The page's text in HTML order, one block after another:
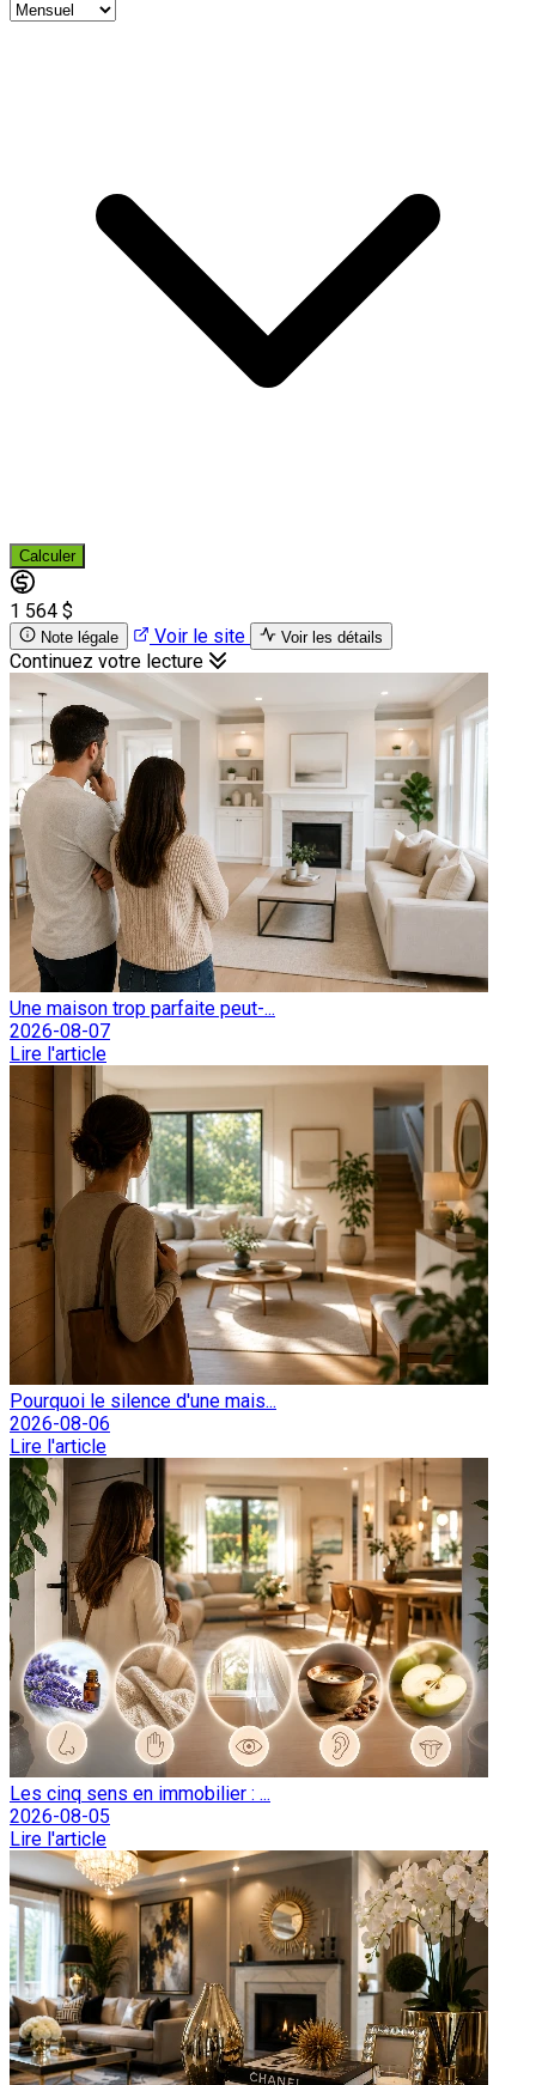
Calculer
1 564 $
Note légale Voir le site Voir les détails
Continuez votre lecture
Une maison trop parfaite peut-...
2026-08-07
Lire l'article
Pourquoi le silence d'une mais...
2026-08-06
Lire l'article
Les cinq sens en immobilier : ...
2026-08-05
Lire l'article